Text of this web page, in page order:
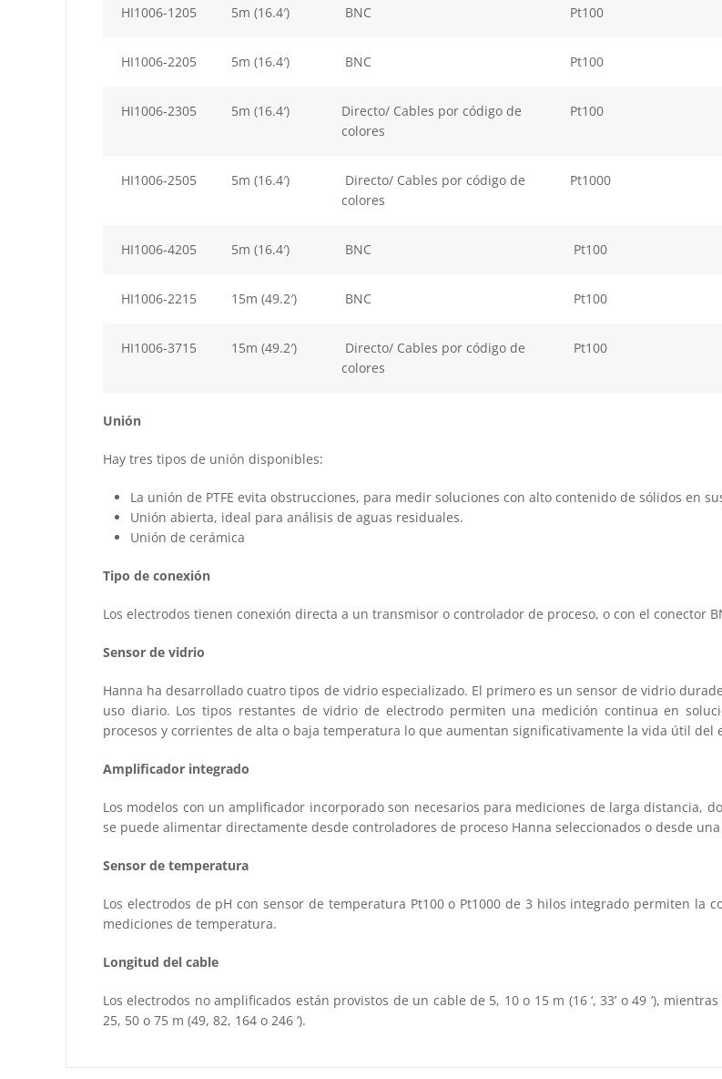
HI1006-1205 5m (16.4′) BNC Pt100
HI1006-2205 5m (16.4′) BNC Pt100
HI1006-2305 5m (16.4′)
Directo/ Cables por código de
colores
Pt100
HI1006-2505 5m (16.4′)
Directo/ Cables por código de
colores
Pt1000
HI1006-4205 5m (16.4′) BNC Pt100
HI1006-2215 15m (49.2′) BNC Pt100
HI1006-3715 15m (49.2′)
Directo/ Cables por código de
colores
Pt100
Unión
Hay tres tipos de unión disponibles:
La unión de PTFE evita obstrucciones, para medir soluciones con alto contenido de sólidos en
Unión abierta, ideal para análisis de aguas residuales.
Unión de cerámica
Tipo de conexión
Los electrodos tienen conexión directa a un transmisor o controlador de proceso, o con el conector
Sensor de vidrio
Hanna ha desarrollado cuatro tipos de vidrio especializado. El primero es un sensor de vidrio
uso diario. Los tipos restantes de vidrio de electrodo permiten una medición continua en
procesos y corrientes de alta o baja temperatura lo que aumentan significativamente la vida útil del
Amplificador integrado
Los modelos con un amplificador incorporado son necesarios para mediciones de larga distancia,
se puede alimentar directamente desde controladores de proceso Hanna seleccionados o desde
Sensor de temperatura
Los electrodos de pH con sensor de temperatura Pt100 o Pt1000 de 3 hilos integrado permiten la
mediciones de temperatura.
Longitud del cable
Los electrodos no amplificados están provistos de un cable de 5, 10 o 15 m (16 ‘, 33’ o 49 ‘),
25, 50 o 75 m (49, 82, 164 o 246 ‘).